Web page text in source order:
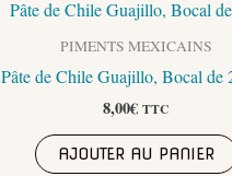
PIMENTS MEXICAINS
Pâte de Chile Guajillo, Bocal de
8,00€ TTC
AJOUTER AU PANIER